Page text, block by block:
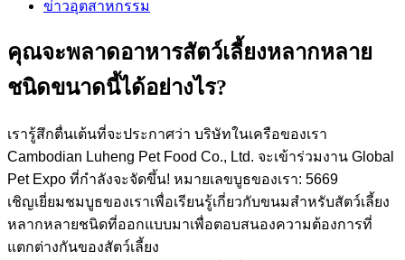
ข่าวอุตสาหกรรม
คุณจะพลาดอาหารสัตว์เลี้ยงหลากหลาย
ชนิดขนาดนี้ได้อย่างไร?
เรารู้สึกตื่นเต้นที่จะประกาศว่า บริษัทในเครือของเรา
Cambodian Luheng Pet Food Co., Ltd. จะเข้าร่วมงาน Global
Pet Expo ที่กำลังจะจัดขึ้น! หมายเลขบูธของเรา: 5669
เชิญเยี่ยมชมบูธของเราเพื่อเรียนรู้เกี่ยวกับขนมสำหรับสัตว์เลี้ยง
หลากหลายชนิดที่ออกแบบมาเพื่อตอบสนองความต้องการที่
แตกต่างกันของสัตว์เลี้ยง